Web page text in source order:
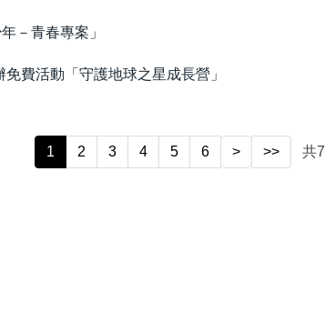
－青春專案」
費活動「守護地球之星成長營」
1 2 3 4 5 6 > >> 共7